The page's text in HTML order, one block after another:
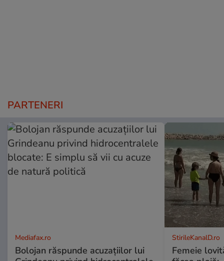
PARTENERI
Mediafax.ro
Bolojan răspunde acuzațiilor lui
StirileKanalD.ro
Femeie